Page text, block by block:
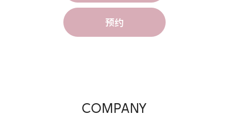
预约
COMPANY